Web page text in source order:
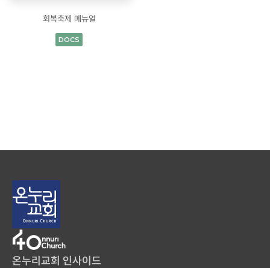
회복축제 메뉴얼
DOCS
온누리교회 인사이드